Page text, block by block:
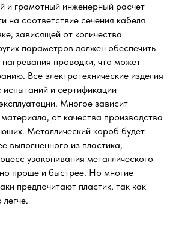
и грамотный инженерный расчет
на соответствие сечения кабеля
зависящей от количества
параметров должен обеспечить
нагревания проводки, что может
Все электротехнические изделия
испытаний и сертификации
Многое зависит
от качества производства
Металлический короб будет
выполненного из пластика,
узаконивания металлического
проще и быстрее. Но многие
предпочитают пластик, так как